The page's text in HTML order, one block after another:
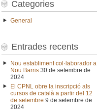
Categories
General
Entrades recents
Nou establiment col·laborador a
Nou Barris 30 de setembre de
2024
El CPNL obre la inscripció als
cursos de català a partir del 12
de setembre 9 de setembre de
2024